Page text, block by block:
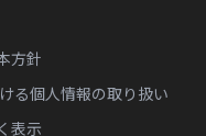
方針
る個人情報の取り扱い
表示